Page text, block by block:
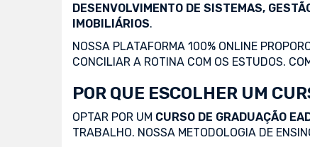
DESENVOLVIMENTO DE SISTEMAS,
IMOBILIÁRIOS.
NOSSA PLATAFORMA 100% ONLINE
CONCILIAR A ROTINA COM OS ESTUDOS.
POR QUE ESCOLHER UM
OPTAR POR UM CURSO DE GRADUAÇÃO
TRABALHO. NOSSA METODOLOGIA DE